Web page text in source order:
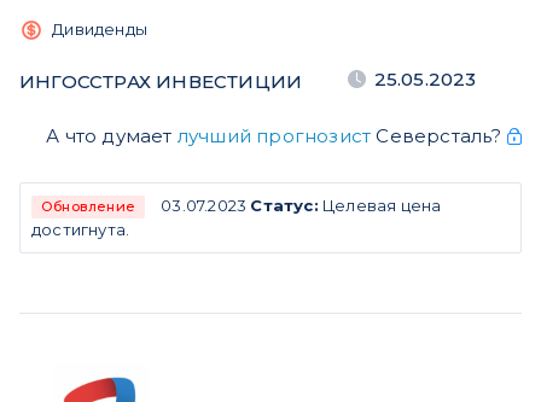
Дивиденды
ИНГОССТРАХ ИНВЕСТИЦИИ 25.05.2023
А что думает лучший прогнозист Северсталь?
Обновление 03.07.2023 Статус: Целевая цена
достигнута.